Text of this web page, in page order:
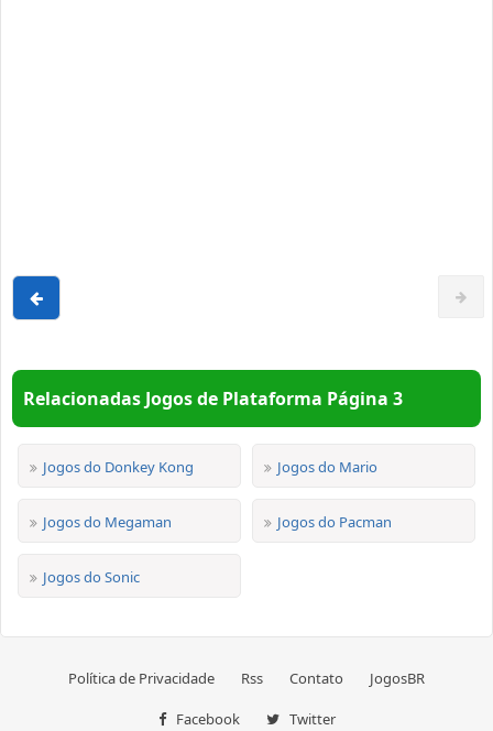
Relacionadas Jogos de Plataforma Página 3
Jogos do Donkey Kong Jogos do Mario
Jogos do Megaman Jogos do Pacman
Jogos do Sonic
Política de Privacidade Rss Contato JogosBR
Facebook Twitter